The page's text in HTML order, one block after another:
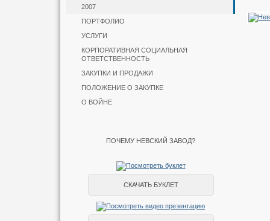
2007
ПОРТФОЛИО
УСЛУГИ
КОРПОРАТИВНАЯ СОЦИАЛЬНАЯ
ОТВЕТСТВЕННОСТЬ
ЗАКУПКИ И ПРОДАЖИ
ПОЛОЖЕНИЕ О ЗАКУПКЕ
О ВОЙНЕ
ПОЧЕМУ НЕВСКИЙ ЗАВОД?
СКАЧАТЬ БУКЛЕТ